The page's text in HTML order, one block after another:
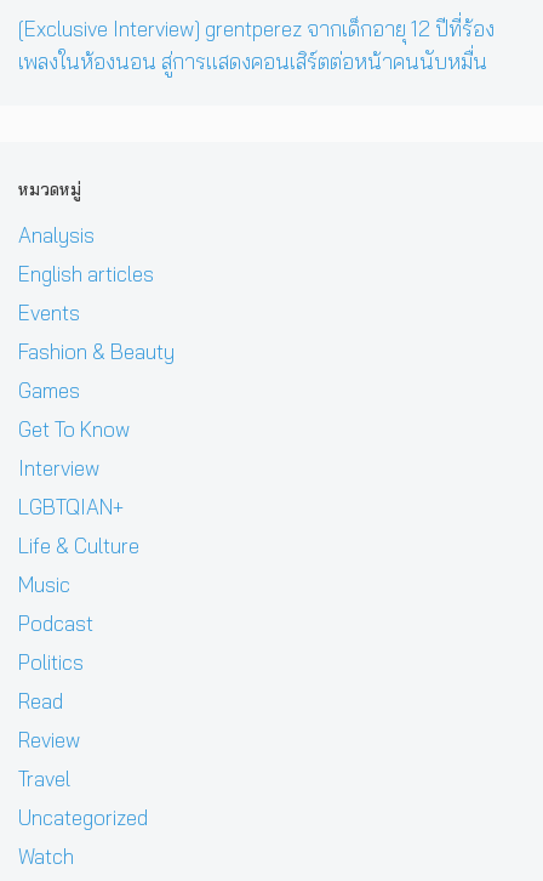
[Exclusive Interview] grentperez จากเด็กอายุ 12 ปีที่ร้อง
เพลงในห้องนอน สู่การแสดงคอนเสิร์ตต่อหน้าคนนับหมื่น
หมวดหมู่
Analysis
English articles
Events
Fashion & Beauty
Games
Get To Know
Interview
LGBTQIAN+
Life & Culture
Music
Podcast
Politics
Read
Review
Travel
Uncategorized
Watch